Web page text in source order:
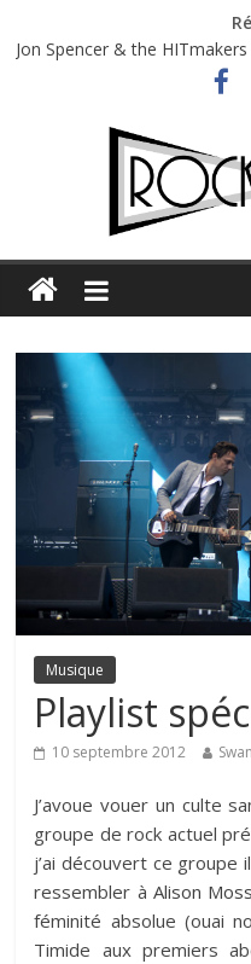
Jon Spencer & the
Hellfest 2026 vendredi :
Hellfest 2026 jeudi :
Première édition du Midgard
Charlie Puth à l’Olympia : la
Musique
Playlist
10 septembre 2012
J’avoue vouer un culte
groupe de rock actuel
j’ai découvert ce groupe
ressembler à Alison
féminité absolue (ouai
Timide aux premiers